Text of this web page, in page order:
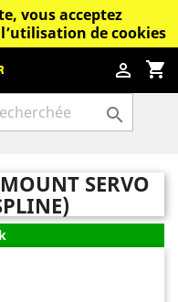
vous acceptez
de cookies
shopping_cart


SERVO